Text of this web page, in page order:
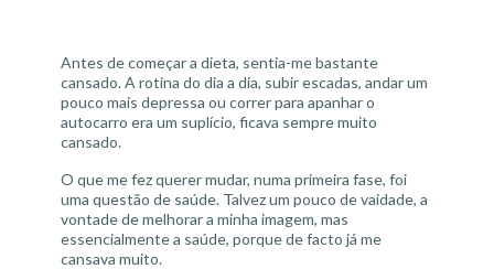
Antes de começar a dieta, sentia-me bastante
cansado. A rotina do dia a dia, subir escadas, andar um
pouco mais depressa ou correr para apanhar o
autocarro era um suplício, ficava sempre muito
cansado.
O que me fez querer mudar, numa primeira fase, foi
uma questão de saúde. Talvez um pouco de vaidade, a
vontade de melhorar a minha imagem, mas
essencialmente a saúde, porque de facto já me
cansava muito.